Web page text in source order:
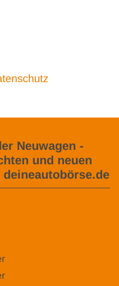
Neuwagen -
und neuen